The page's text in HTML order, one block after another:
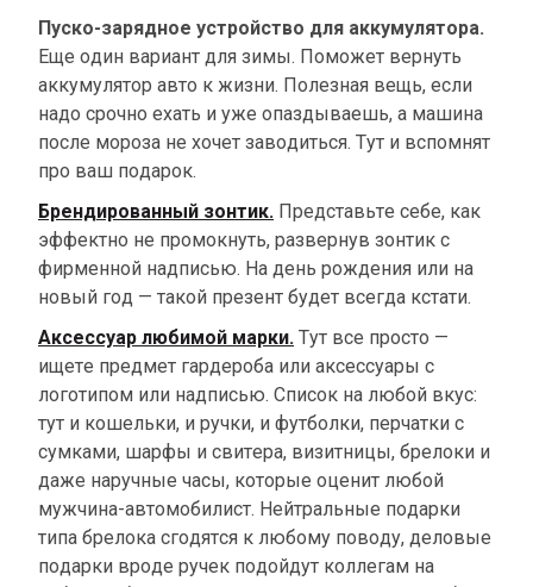
Пуско-зарядное устройство для аккумулятора.
Еще один вариант для зимы. Поможет вернуть
аккумулятор авто к жизни. Полезная вещь, если
надо срочно ехать и уже опаздываешь, а машина
после мороза не хочет заводиться. Тут и вспомнят
про ваш подарок.
Брендированный зонтик. Представьте себе, как
эффектно не промокнуть, развернув зонтик с
фирменной надписью. На день рождения или на
новый год — такой презент будет всегда кстати.
Аксессуар любимой марки. Тут все просто —
ищете предмет гардероба или аксессуары с
логотипом или надписью. Список на любой вкус:
тут и кошельки, и ручки, и футболки, перчатки с
сумками, шарфы и свитера, визитницы, брелоки и
даже наручные часы, которые оценит любой
мужчина-автомобилист. Нейтральные подарки
типа брелока сгодятся к любому поводу, деловые
подарки вроде ручек подойдут коллегам на